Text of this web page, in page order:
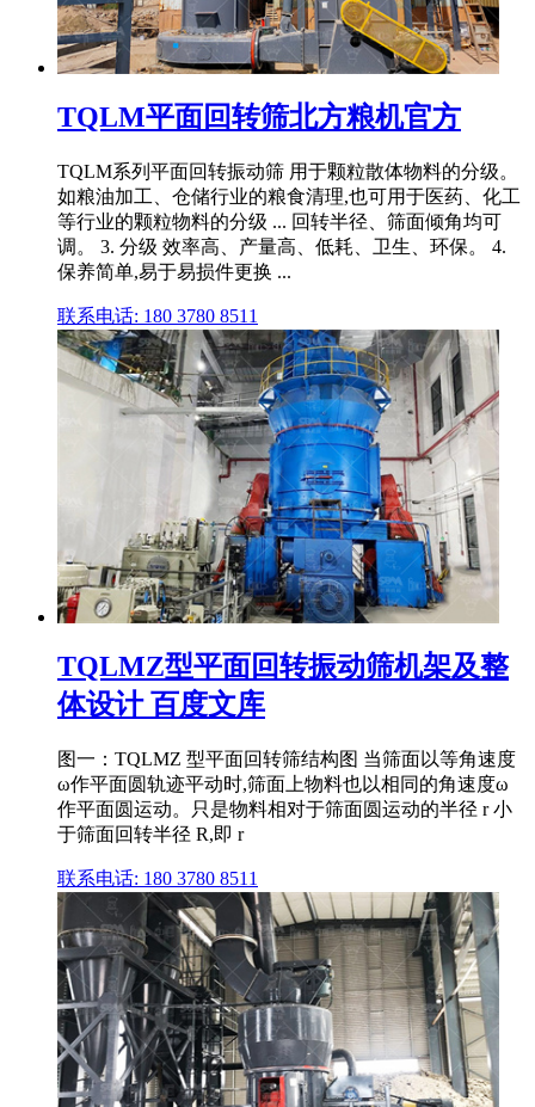
TQLM平面回转筛北方粮机官方
TQLM系列平面回转振动筛 用于颗粒散体物料的分级。
如粮油加工、仓储行业的粮食清理,也可用于医药、化工
等行业的颗粒物料的分级 ... 回转半径、筛面倾角均可
调。 3. 分级 效率高、产量高、低耗、卫生、环保。 4.
保养简单,易于易损件更换 ...
联系电话: 180 3780 8511
TQLMZ型平面回转振动筛机架及整
体设计 百度文库
图一：TQLMZ 型平面回转筛结构图 当筛面以等角速度
ω作平面圆轨迹平动时,筛面上物料也以相同的角速度ω
作平面圆运动。只是物料相对于筛面圆运动的半径 r 小
于筛面回转半径 R,即 r
联系电话: 180 3780 8511